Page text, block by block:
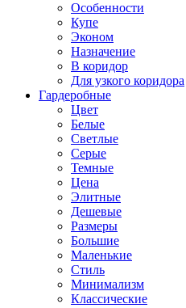
Особенности
Купе
Эконом
Назначение
В коридор
Для узкого коридора
Гардеробные
Цвет
Белые
Светлые
Серые
Темные
Цена
Элитные
Дешевые
Размеры
Большие
Маленькие
Стиль
Минимализм
Классические